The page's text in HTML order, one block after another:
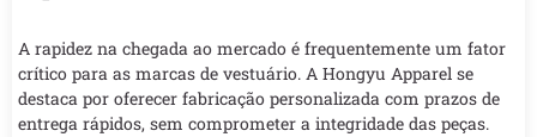
A rapidez na chegada ao mercado é frequentemente um fator
crítico para as marcas de vestuário. A Hongyu Apparel se
destaca por oferecer fabricação personalizada com prazos de
entrega rápidos, sem comprometer a integridade das peças.